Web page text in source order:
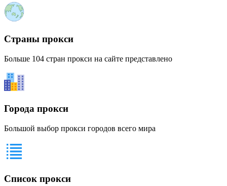
Страны прокси
Больше 104 стран прокси на сайте представлено
Города прокси
Большой выбор прокси городов всего мира
Список прокси